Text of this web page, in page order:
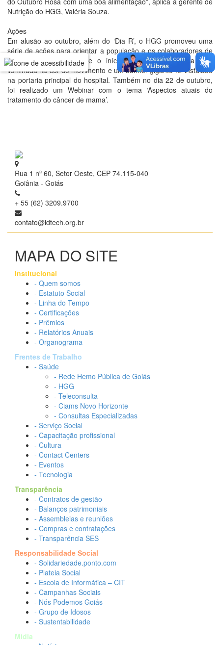
Nutrição do HGG, Valéria Souza.
Ações
Em alusão ao outubro, além do ‘Dia R’, o HGG promoveu uma
série de ações para orientar a população e os colaboradores de
uma forma geral. Desde o início do mês, a fachada está
iluminada na cor do movimento e um banner gigante foi instalado
na portaria principal do hospital. Também no dia 22 de outubro,
foi realizado um Webinar com o tema ‘Aspectos atuais do
tratamento do câncer de mama’.
Rua 1 nº 60, Setor Oeste, CEP 74.115-040
Goiânia - Goiás
+ 55 (62) 3209.9700
contato@idtech.org.br
MAPA DO SITE
Institucional
- Quem somos
- Estatuto Social
- Linha do Tempo
- Certificações
- Prêmios
- Relatórios Anuais
- Organograma
Frentes de Trabalho
- Saúde
- Rede Hemo Pública de Goiás
- HGG
- Teleconsulta
- Ciams Novo Horizonte
- Consultas Especializadas
- Serviço Social
- Capacitação profissional
- Cultura
- Contact Centers
- Eventos
- Tecnologia
Transparência
- Contratos de gestão
- Balanços patrimoniais
- Assembleias e reuniões
- Compras e contratações
- Transparência SES
Responsabilidade Social
- Solidariedade.ponto.com
- Plateia Social
- Escola de Informática – CIT
- Campanhas Sociais
- Nós Podemos Goiás
- Grupo de Idosos
- Sustentabilidade
Mídia